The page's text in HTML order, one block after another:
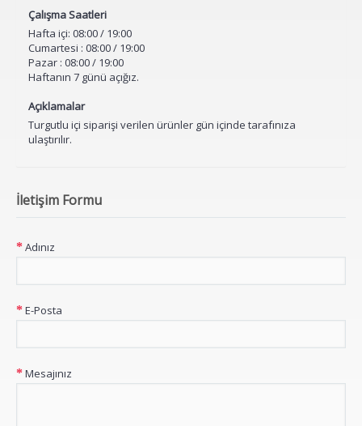
Çalışma Saatleri
Hafta içi: 08:00 / 19:00
Cumartesi : 08:00 / 19:00
Pazar : 08:00 / 19:00
Haftanın 7 günü açığız.
Açıklamalar
Turgutlu içi siparişi verilen ürünler gün içinde tarafınıza
ulaştırılır.
İletişim Formu
Adınız
E-Posta
Mesajınız